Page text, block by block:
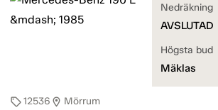
sell12536 location_on Mörrum
Nedräkning
AVSLUTAD
Högsta bud
Mäklas